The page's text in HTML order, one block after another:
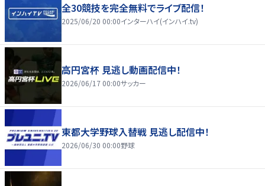
全30競技を完全無料でライブ配信！
2025/06/20 00:00インターハイ(インハイ.tv)
高円宮杯 見逃し動画配信中！
2026/06/17 00:00サッカー
東都大学野球入替戦 見逃し配信中！
2026/06/30 00:00野球